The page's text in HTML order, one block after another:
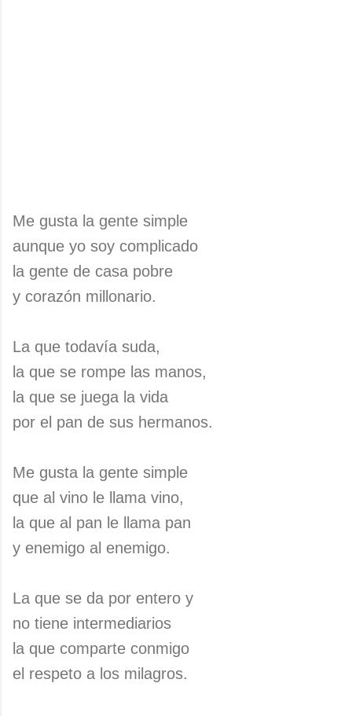
Me gusta la gente simple
aunque yo soy complicado
la gente de casa pobre
y corazón millonario.
La que todavía suda,
la que se rompe las manos,
la que se juega la vida
por el pan de sus hermanos.
Me gusta la gente simple
que al vino le llama vino,
la que al pan le llama pan
y enemigo al enemigo.
La que se da por entero y
no tiene intermediarios
la que comparte conmigo
el respeto a los milagros.